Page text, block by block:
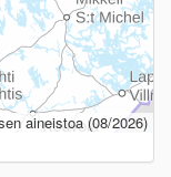
aineistoa (08/2026)